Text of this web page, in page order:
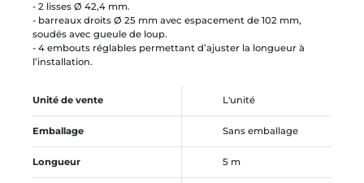
- 2 lisses Ø 42,4 mm.
- barreaux droits Ø 25 mm avec espacement de 102 mm,
soudés avec gueule de loup.
- 4 embouts réglables permettant d’ajuster la longueur à
l’installation.
Unité de vente L'unité
Emballage Sans emballage
Longueur 5 m